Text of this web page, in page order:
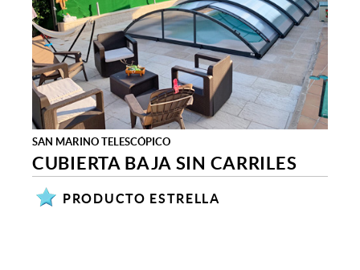
SAN MARINO TELESCÓPICO
CUBIERTA BAJA SIN CARRILES
PRODUCTO ESTRELLA